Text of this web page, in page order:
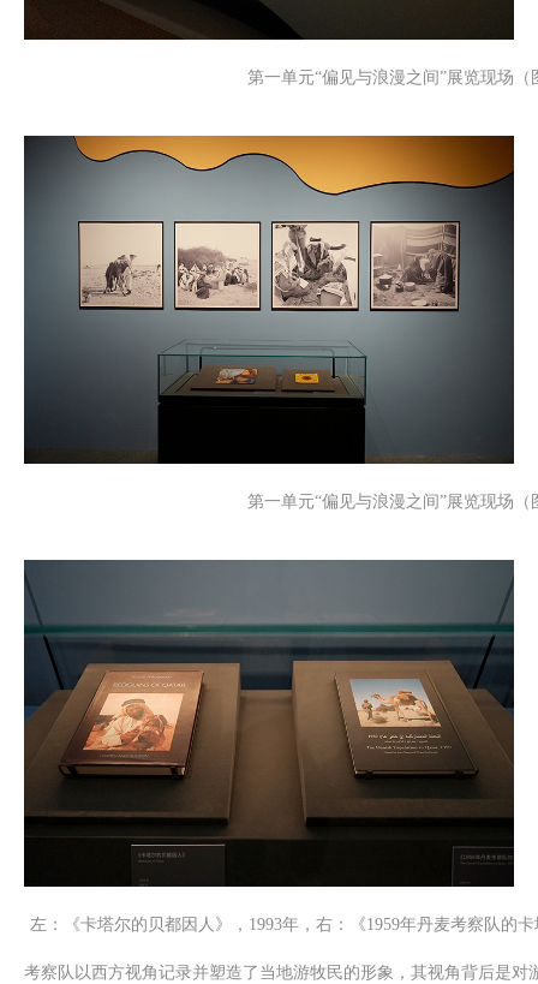
第一单元“偏见与浪漫之间”展览现场（
第一单元“偏见与浪漫之间”展览现场（
左：《卡塔尔的贝都因人》，1993年，右：《1959年丹麦考察队的
考察队以西方视角记录并塑造了当地游牧民的形象，其视角背后是